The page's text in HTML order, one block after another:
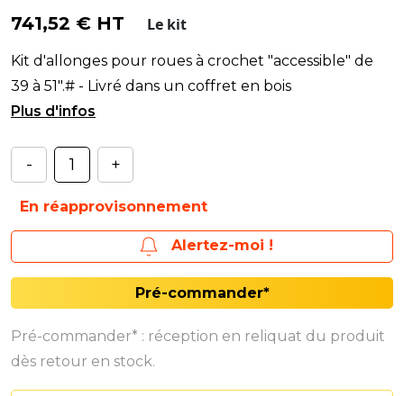
741,52 € HT Le kit
Kit d'allonges pour roues à crochet "accessible" de
39 à 51".# - Livré dans un coffret en bois
(900x240x100 mm). Poids : 12,5 kg.
- +
En réapprovisonnement
Alertez-moi !
Pré-commander*
Pré-commander* : réception en reliquat du produit
dès retour en stock.